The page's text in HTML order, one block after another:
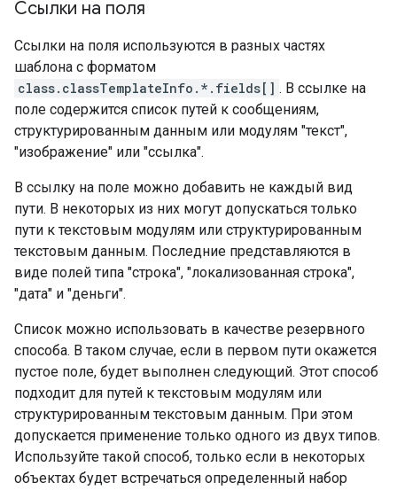
Ссылки на поля
Ссылки на поля используются в разных частях
шаблона с форматом
class.classTemplateInfo.*.fields[] . В ссылке на
поле содержится список путей к сообщениям,
структурированным данным или модулям "текст",
"изображение" или "ссылка".
В ссылку на поле можно добавить не каждый вид
пути. В некоторых из них могут допускаться только
пути к текстовым модулям или структурированным
текстовым данным. Последние представляются в
виде полей типа "строка", "локализованная строка",
"дата" и "деньги".
Список можно использовать в качестве резервного
способа. В таком случае, если в первом пути окажется
пустое поле, будет выполнен следующий. Этот способ
подходит для путей к текстовым модулям или
структурированным текстовым данным. При этом
допускается применение только одного из двух типов.
Используйте такой способ, только если в некоторых
объектах будет встречаться определенный набор